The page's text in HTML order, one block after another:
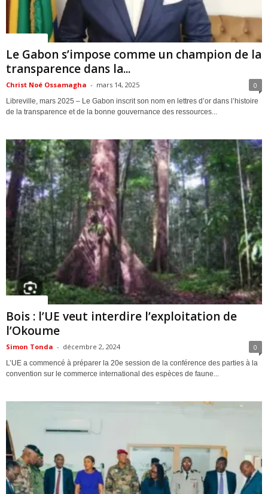
Le Gabon s’impose comme un champion de la
transparence dans la...
Christ Noé Ossamagha - mars 14, 2025 0
Libreville, mars 2025 – Le Gabon inscrit son nom en lettres d’or dans l’histoire
de la transparence et de la bonne gouvernance des ressources...
Bois : l’UE veut interdire l’exploitation de
l’Okoume
Simon Tonda - décembre 2, 2024 0
L’UE a commencé à préparer la 20e session de la conférence des parties à la
convention sur le commerce international des espèces de faune...